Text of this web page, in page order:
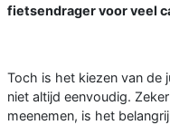
fietsendrager voor veel
Toch is het kiezen van de
niet altijd eenvoudig.
meenemen, is het